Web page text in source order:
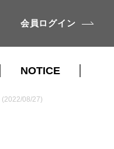
会員ログイン
NOTICE
(2022/08/27)